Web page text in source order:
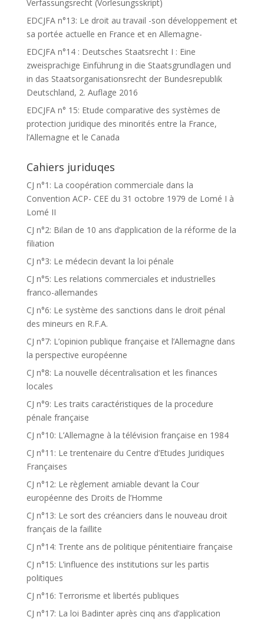
Verfassungsrecht (Vorlesungsskript)
EDCJFA n°13: Le droit au travail -son développement et
sa portée actuelle en France et en Allemagne-
EDCJFA n°14 : Deutsches Staatsrecht I : Eine
zweisprachige Einführung in die Staatsgrundlagen und
in das Staatsorganisationsrecht der Bundesrepublik
Deutschland, 2. Auflage 2016
EDCJFA n° 15: Etude comparative des systèmes de
protection juridique des minorités entre la France,
l’Allemagne et le Canada
Cahiers juriduqes
CJ n°1: La coopération commerciale dans la
Convention ACP- CEE du 31 octobre 1979 de Lomé I à
Lomé II
CJ n°2: Bilan de 10 ans d’application de la réforme de la
filiation
CJ n°3: Le médecin devant la loi pénale
CJ n°5: Les relations commerciales et industrielles
franco-allemandes
CJ n°6: Le système des sanctions dans le droit pénal
des mineurs en R.F.A.
CJ n°7: L’opinion publique française et l’Allemagne dans
la perspective européenne
CJ n°8: La nouvelle décentralisation et les finances
locales
CJ n°9: Les traits caractéristiques de la procedure
pénale française
CJ n°10: L’Allemagne à la télévision française en 1984
CJ n°11: Le trentenaire du Centre d’Etudes Juridiques
Françaises
CJ n°12: Le règlement amiable devant la Cour
européenne des Droits de l’Homme
CJ n°13: Le sort des créanciers dans le nouveau droit
français de la faillite
CJ n°14: Trente ans de politique pénitentiaire française
CJ n°15: L’influence des institutions sur les partis
politiques
CJ n°16: Terrorisme et libertés publiques
CJ n°17: La loi Badinter après cinq ans d’application